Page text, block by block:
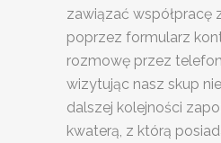
zawiązać współpracę
poprzez formularz
rozmowę przez
wizytując nasz skup
dalszej kolejności
kwaterą, z którą